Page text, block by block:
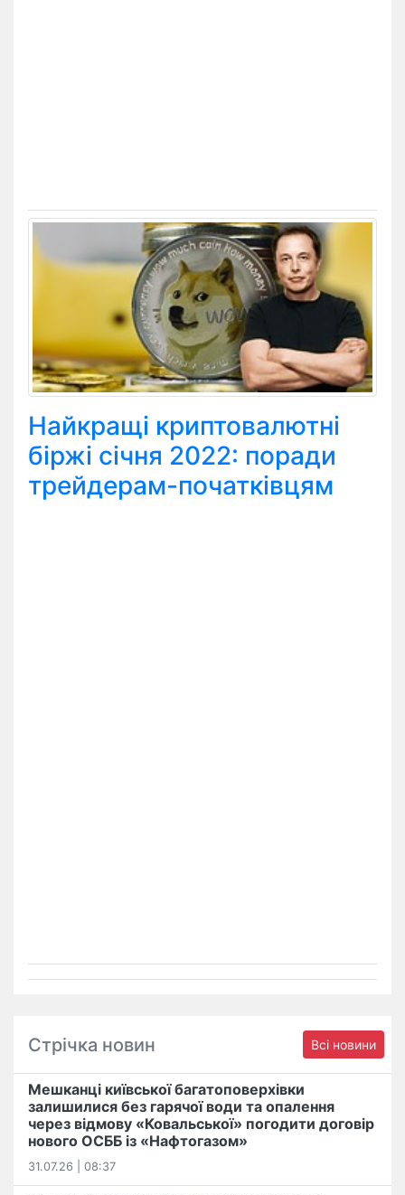
Найкращі криптовалютні
біржі січня 2022: поради
трейдерам-початківцям
Стрічка новин Всі новини
Мешканці київської багатоповерхівки
залишилися без гарячої води та опалення
через відмову «Ковальської» погодити договір
нового ОСББ із «Нафтогазом»
31.07.26 | 08:37